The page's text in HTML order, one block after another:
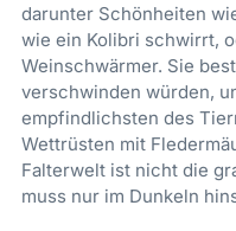
darunter Schönheiten
wie ein Kolibri schwirrt,
Weinschwärmer. Sie
verschwinden würden,
empfindlichsten des
Wettrüsten mit
Falterwelt ist nicht die
muss nur im Dunkeln